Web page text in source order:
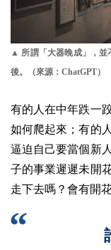
▲ 所謂「大器晚成」，並
後。（來源：ChatGPT）
有的人在中年跌一
如何爬起來；有的
逼迫自己要當個新
子的事業遲遲未開
走下去嗎？會有開